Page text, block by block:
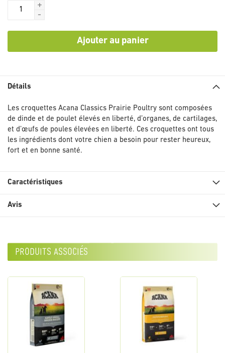
+
-
Ajouter au panier
Détails
Les croquettes Acana Classics Prairie Poultry sont composées
de dinde et de poulet élevés en liberté, d’organes, de cartilages,
et d’œufs de poules élevées en liberté. Ces croquettes ont tous
les ingrédients dont votre chien a besoin pour rester heureux,
fort et en bonne santé.
Caractéristiques
Avis
produits associés